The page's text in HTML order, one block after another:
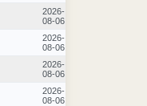
2026-
08-06
2026-
08-06
2026-
08-06
2026-
08-06